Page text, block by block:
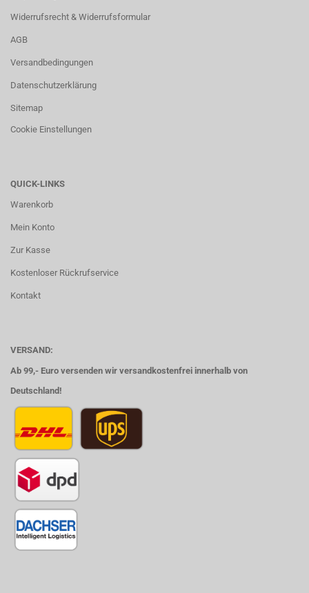
Widerrufsrecht & Widerrufsformular
AGB
Versandbedingungen
Datenschutzerklärung
Sitemap
Cookie Einstellungen
QUICK-LINKS
Warenkorb
Mein Konto
Zur Kasse
Kostenloser Rückrufservice
Kontakt
VERSAND:
Ab 99,- Euro versenden wir versandkostenfrei innerhalb von
Deutschland!